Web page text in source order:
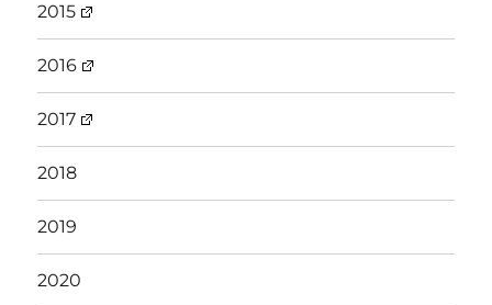
2015
2016
2017
2018
2019
2020